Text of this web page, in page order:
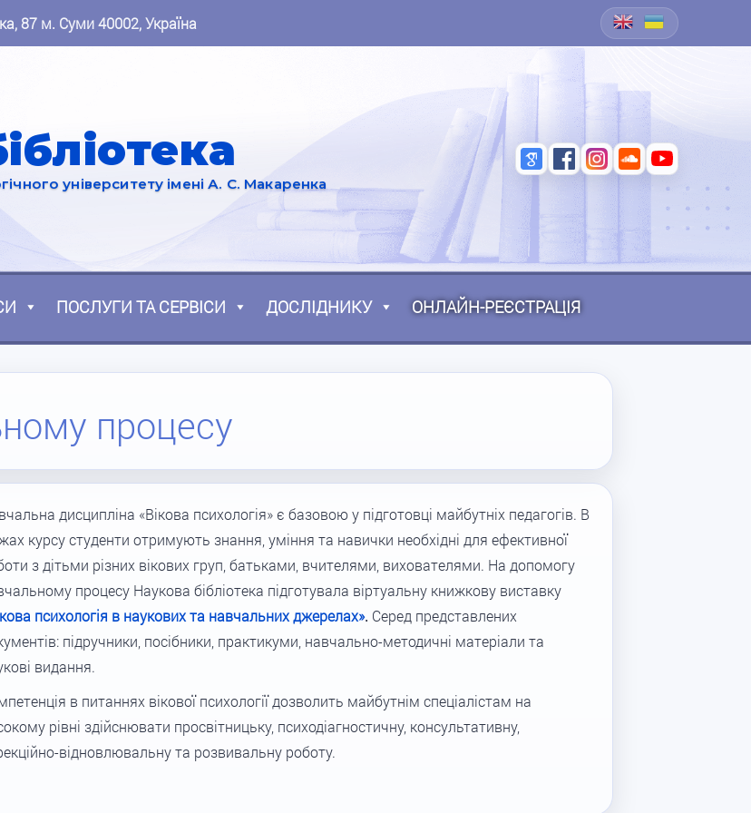
87 м. Суми 40002, Україна
університету імені А. С. Макаренка
ПОСЛУГИ ТА СЕРВІСИ ДОСЛІДНИКУ ОНЛАЙН-РЕЄСТРАЦІЯ
процесу
дисципліна «Вікова психологія» є базовою у підготовці майбутніх педагогів. В
курсу студенти отримують знання, уміння та навички необхідні для ефективної
з дітьми різних вікових груп, батьками, вчителями, вихователями. На допомогу
процесу Наукова бібліотека підготувала віртуальну книжкову виставку
психологія в наукових та навчальних джерелах». Серед представлених
підручники, посібники, практикуми, навчально-методичні матеріали та
видання.
в питаннях вікової психології дозволить майбутнім спеціалістам на
рівні здійснювати просвітницьку, психодіагностичну, консультативну,
відновлювальну та розвивальну роботу.